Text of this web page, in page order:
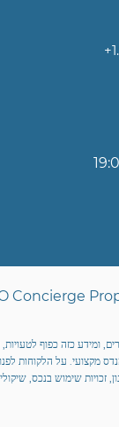
ומידע כזה כפוף
מקצועי. על הלקוחות